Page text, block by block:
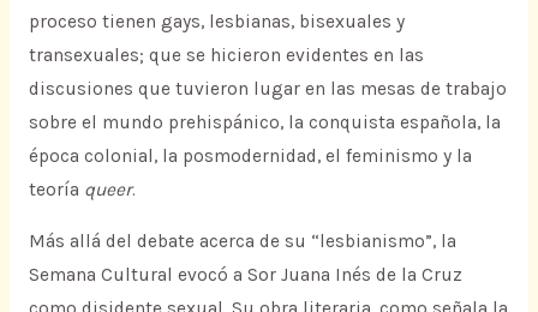
proceso tienen gays, lesbianas, bisexuales y
transexuales; que se hicieron evidentes en las
discusiones que tuvieron lugar en las mesas de trabajo
sobre el mundo prehispánico, la conquista española, la
época colonial, la posmodernidad, el feminismo y la
teoría queer.
Más allá del debate acerca de su “lesbianismo”, la
Semana Cultural evocó a Sor Juana Inés de la Cruz